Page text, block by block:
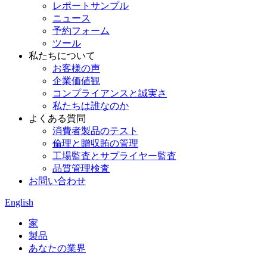
レポートサンプル
ニュース
予約フォーム
ツール
私たちについて
お客様の声
企業価値観
コンプライアンスと誠実さ
私たちは誰なのか
よくある質問
消費者製品のテスト
倫理と贈収賄の管理
工場監査とサプライヤー監査
品質管理検査
お問い合わせ
English
家
製品
あなたの業界